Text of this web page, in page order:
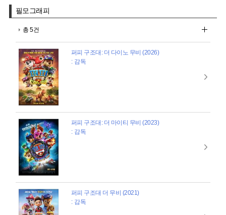
필모그래피
총 5건
퍼피 구조대: 더 다이노 무비 (2026)
: 감독
퍼피 구조대: 더 마이티 무비 (2023)
: 감독
퍼피 구조대 더 무비 (2021)
: 감독